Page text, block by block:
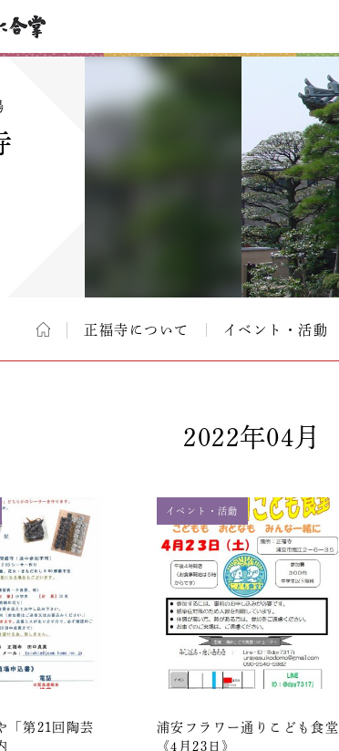
正福寺について イベント・活動
2022年04月
「第21回陶芸
イベント・活動
浦安フラワー通りこども食堂
《4月23日》